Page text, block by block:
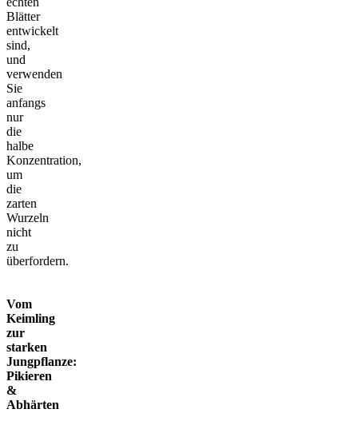
Blätter
entwickelt
sind,
und
verwenden
Sie
anfangs
nur
die
halbe
Konzentration,
um
die
zarten
Wurzeln
nicht
zu
überfordern.
Vom
Keimling
zur
starken
Jungpflanze:
Pikieren
&
Abhärten